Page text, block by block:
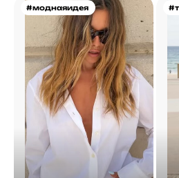
#моднаяидея